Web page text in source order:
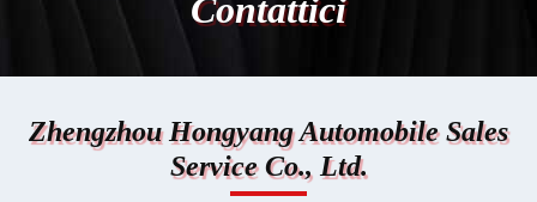
Contattici
Zhengzhou Hongyang Automobile Sales
Service Co., Ltd.